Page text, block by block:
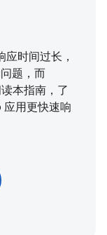
时间过长，
题，而
本指南，了
用更快速响